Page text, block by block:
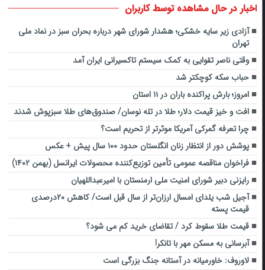
اخبار در حال مشاهده توسط کاربران
آزادی زیر سایه خشکی؛ هشدار شورای شهر درباره بحران سبز در نماد ملی
تهران
وقتی ناصر تقوایی به کمک سیستم تاکسیرانی ایران آمد
حباب سکه کوچکتر شد
امروز؛ بارش پراکنده باران در ۱۱ استان
افت و خیز قیمت دلار؛ طلا در تله نوسان/ صندوق‌های طلا سبزپوش شدند
چرا تعرفه گمرکی آمریکا موثرتر از تحریم است؟
پوشش دور از انتظار زنان انگلستان حدود ۱۰۰ سال پیش + عکس
فراخوان مناقصه عمومی تأمین توزیع‌کننده محصولات ایرانسل (بهمن ۱۴۰۲)
رایزنی دبیر شورای امنیت ملی ارمنستان با امیرعبداللهیان
آجیل شب یلدای امسال ارزان‌تر از سال قبل است/ کاهش ۲۰درصدی
قیمت پسته
قیمت طلا سقوط کرد / تقاضای خرید کم می شود؟
آبرسانی به مسکن مهر با تانکر!
لاوروف: خاورمیانه در آستانه جنگ‌ بزرگی است